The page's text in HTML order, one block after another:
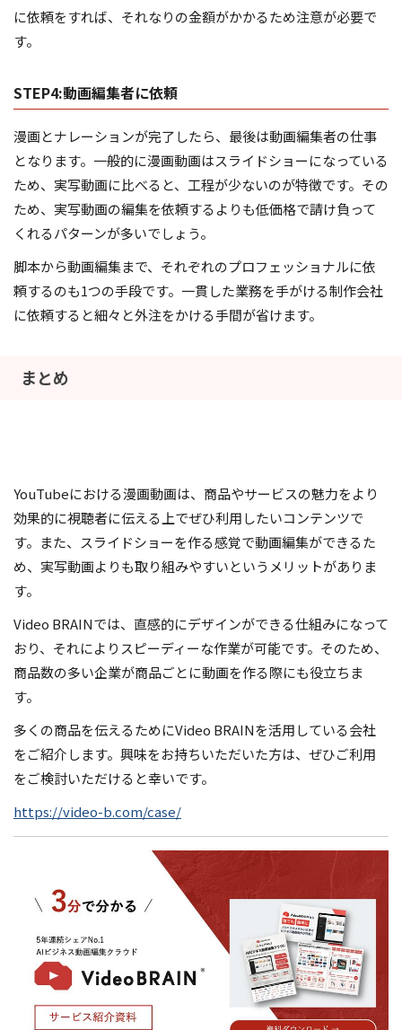
に依頼をすれば、それなりの金額がかかるため注意が必要で
す。
STEP4:動画編集者に依頼
漫画とナレーションが完了したら、最後は動画編集者の仕事
となります。一般的に漫画動画はスライドショーになっている
ため、実写動画に比べると、工程が少ないのが特徴です。その
ため、実写動画の編集を依頼するよりも低価格で請け負って
くれるパターンが多いでしょう。
脚本から動画編集まで、それぞれのプロフェッショナルに依
頼するのも1つの手段です。一貫した業務を手がける制作会社
に依頼すると細々と外注をかける手間が省けます。
まとめ
YouTubeにおける漫画動画は、商品やサービスの魅力をより
効果的に視聴者に伝える上でぜひ利用したいコンテンツで
す。また、スライドショーを作る感覚で動画編集ができるた
め、実写動画よりも取り組みやすいというメリットがありま
す。
Video BRAINでは、直感的にデザインができる仕組みになって
おり、それによりスピーディーな作業が可能です。そのため、
商品数の多い企業が商品ごとに動画を作る際にも役立ちま
す。
多くの商品を伝えるためにVideo BRAINを活用している会社
をご紹介します。興味をお持ちいただいた方は、ぜひご利用
をご検討いただけると幸いです。
https://video-b.com/case/